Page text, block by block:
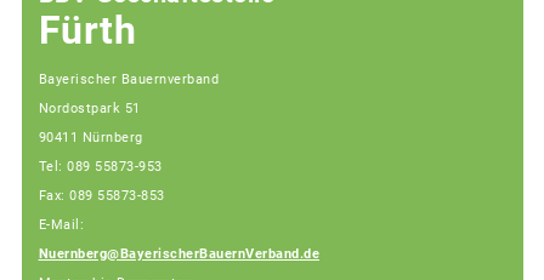
Fürth
Bayerischer Bauernverband
Nordostpark 51
90411 Nürnberg
Tel: 089 55873-953
Fax: 089 55873-853
E-Mail:
Nuernberg@BayerischerBauernVerband.de